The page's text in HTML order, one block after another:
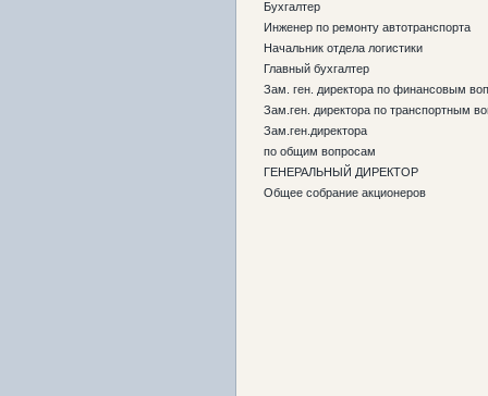
Бухгалтер
Инженер по ремонту автотранспорта
Начальник отдела логистики
Главный бухгалтер
Зам. ген. директора по финансовым
Зам.ген. директора по транспортным
Зам.ген.директора
по общим вопросам
ГЕНЕРАЛЬНЫЙ ДИРЕКТОР
Общее собрание акционеров